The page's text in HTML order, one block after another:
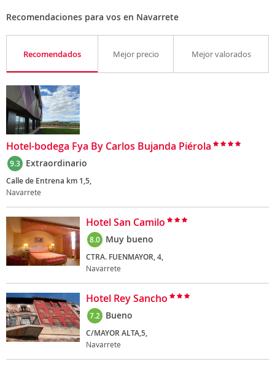
Recomendaciones para vos en Navarrete
Recomendados Mejor precio Mejor valorados
Hotel-bodega Fya By Carlos Bujanda Piérola
9.3 Extraordinario
Calle de Entrena km 1,5,
Navarrete
Hotel San Camilo
8.0 Muy bueno
CTRA. FUENMAYOR, 4,
Navarrete
Hotel Rey Sancho
7.2 Bueno
C/MAYOR ALTA,5,
Navarrete